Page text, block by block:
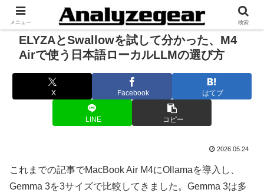
ELYZAとSwallowを試して分かった、M4
Airで使う日本語ローカルLLMの選び方
X Facebook はてブ
LINE コピー
2026.05.24
これまでの記事でMacBook Air M4にOllamaを導入し、
Gemma 3を3サイズで比較してきました。Gemma 3は多
メニュー 検索